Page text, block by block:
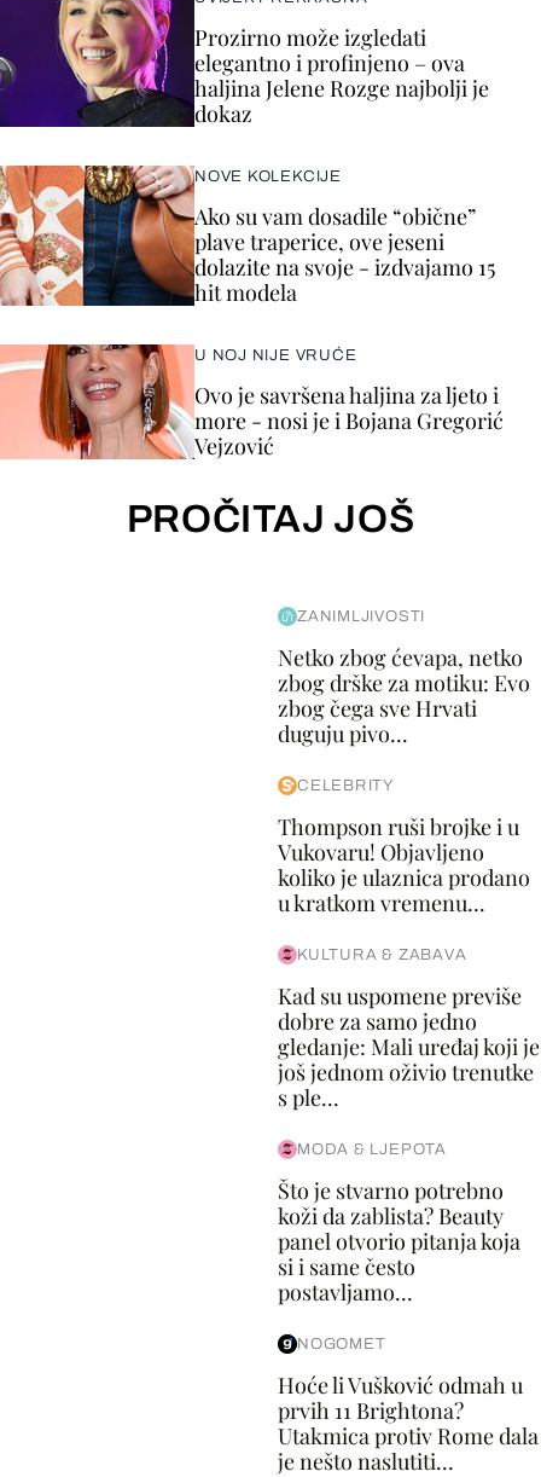
Prozirno može izgledati
elegantno i profinjeno – ova
haljina Jelene Rozge najbolji je
dokaz
NOVE KOLEKCIJE
Ako su vam dosadile “obične”
plave traperice, ove jeseni
dolazite na svoje - izdvajamo 15
hit modela
U NOJ NIJE VRUĆE
Ovo je savršena haljina za ljeto i
more - nosi je i Bojana Gregorić
Vejzović
PROČITAJ JOŠ
ZANIMLJIVOSTI
Netko zbog ćevapa, netko
zbog drške za motiku: Evo
zbog čega sve Hrvati
duguju pivo...
CELEBRITY
Thompson ruši brojke i u
Vukovaru! Objavljeno
koliko je ulaznica prodano
u kratkom vremenu...
KULTURA & ZABAVA
Kad su uspomene previše
dobre za samo jedno
gledanje: Mali uređaj koji je
još jednom oživio trenutke
s ple...
MODA & LJEPOTA
Što je stvarno potrebno
koži da zablista? Beauty
panel otvorio pitanja koja
si i same često
postavljamo...
NOGOMET
Hoće li Vušković odmah u
prvih 11 Brightona?
Utakmica protiv Rome dala
je nešto naslutiti...